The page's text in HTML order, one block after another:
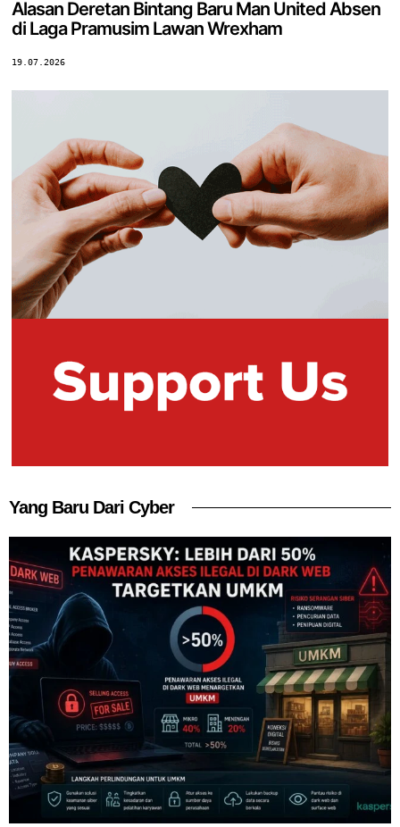
Alasan Deretan Bintang Baru Man United Absen
di Laga Pramusim Lawan Wrexham
19.07.2026
Yang Baru Dari Cyber